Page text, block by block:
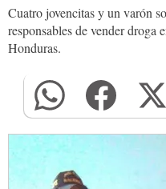
Cuatro jovencitas y un varón
responsables de vender droga
Honduras.